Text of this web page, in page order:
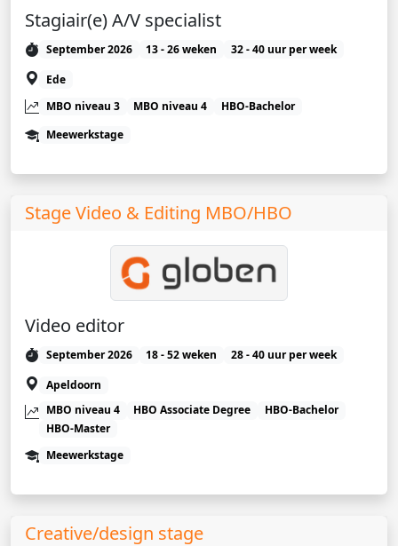
Stagiair(e) A/V specialist
September 2026 13 - 26 weken
32 - 40 uur per week
Ede
MBO niveau 3
MBO niveau 4
HBO-Bachelor
Meewerkstage
Stage Video & Editing MBO/HBO
Video editor
September 2026 18 - 52 weken
28 - 40 uur per week
Apeldoorn
MBO niveau 4
HBO Associate Degree
HBO-Bachelor
HBO-Master
Meewerkstage
Creative/design stage